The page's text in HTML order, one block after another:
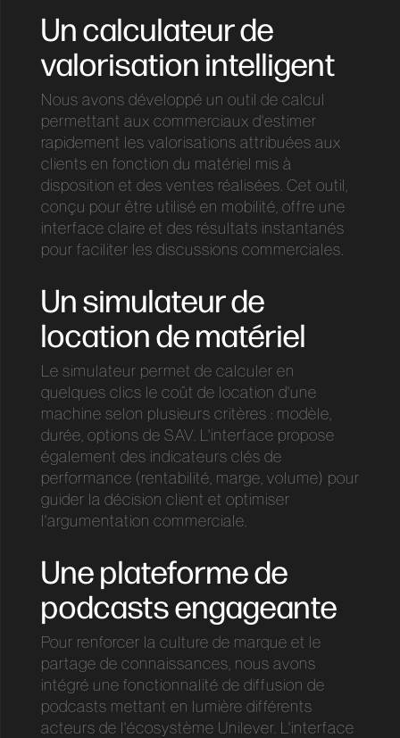
Un calculateur de
valorisation intelligent
Nous avons développé un outil de calcul
permettant aux commerciaux d'estimer
rapidement les valorisations attribuées aux
clients en fonction du matériel mis à
disposition et des ventes réalisées. Cet outil,
conçu pour être utilisé en mobilité, offre une
interface claire et des résultats instantanés
pour faciliter les discussions commerciales.
Un simulateur de
location de matériel
Le simulateur permet de calculer en
quelques clics le coût de location d'une
machine selon plusieurs critères : modèle,
durée, options de SAV. L'interface propose
également des indicateurs clés de
performance (rentabilité, marge, volume) pour
guider la décision client et optimiser
l'argumentation commerciale.
Une plateforme de
podcasts engageante
Pour renforcer la culture de marque et le
partage de connaissances, nous avons
intégré une fonctionnalité de diffusion de
podcasts mettant en lumière différents
acteurs de l'écosystème Unilever. L'interface